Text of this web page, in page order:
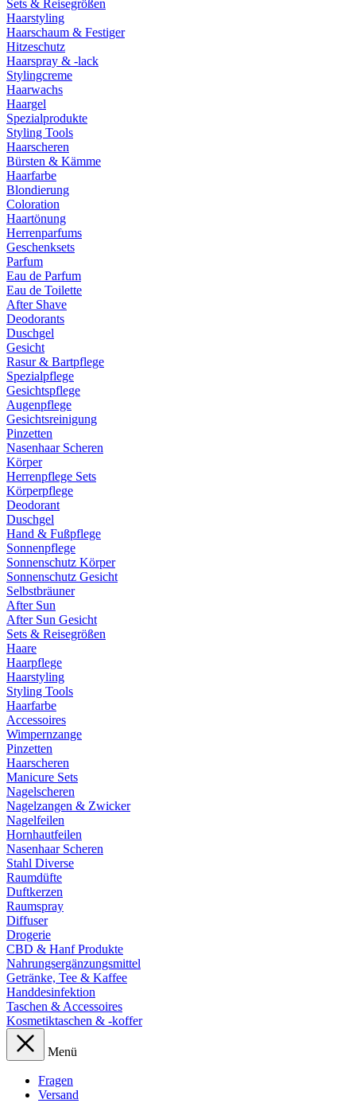
Sets & Reisegrößen
Haarstyling
Haarschaum & Festiger
Hitzeschutz
Haarspray & -lack
Stylingcreme
Haarwachs
Haargel
Spezialprodukte
Styling Tools
Haarscheren
Bürsten & Kämme
Haarfarbe
Blondierung
Coloration
Haartönung
Herrenparfums
Geschenksets
Parfum
Eau de Parfum
Eau de Toilette
After Shave
Deodorants
Duschgel
Gesicht
Rasur & Bartpflege
Spezialpflege
Gesichtspflege
Augenpflege
Gesichtsreinigung
Pinzetten
Nasenhaar Scheren
Körper
Herrenpflege Sets
Körperpflege
Deodorant
Duschgel
Hand & Fußpflege
Sonnenpflege
Sonnenschutz Körper
Sonnenschutz Gesicht
Selbstbräuner
After Sun
After Sun Gesicht
Sets & Reisegrößen
Haare
Haarpflege
Haarstyling
Styling Tools
Haarfarbe
Accessoires
Wimpernzange
Pinzetten
Haarscheren
Manicure Sets
Nagelscheren
Nagelzangen & Zwicker
Nagelfeilen
Hornhautfeilen
Nasenhaar Scheren
Stahl Diverse
Raumdüfte
Duftkerzen
Raumspray
Diffuser
Drogerie
CBD & Hanf Produkte
Nahrungsergänzungsmittel
Getränke, Tee & Kaffee
Handdesinfektion
Taschen & Accessoires
Kosmetiktaschen & -koffer
Menü
Fragen
Versand